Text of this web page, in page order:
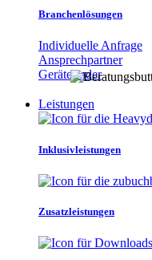
Branchenlösungen
Individuelle Anfrage
Ansprechpartner
Gerätefinder
Leistungen
Inklusivleistungen
Zusatzleistungen